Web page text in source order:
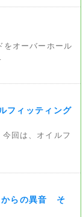
をオーバーホール
フィッティング
回は、オイルフ
からの異音 そ